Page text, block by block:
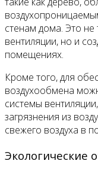
стенам дома. Это не
вентиляции, но и
помещениях.
Кроме того, для
воздухообмена
системы
загрязнения из
свежего воздуха в
Экологические